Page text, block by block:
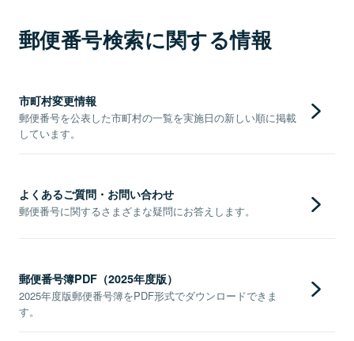
郵便番号検索に関する情報
市町村変更情報
郵便番号を公表した市町村の一覧を実施日の新しい順に掲載
しています。
よくあるご質問・お問い合わせ
郵便番号に関するさまざまな疑問にお答えします。
郵便番号簿PDF（2025年度版）
2025年度版郵便番号簿をPDF形式でダウンロードできま
す。